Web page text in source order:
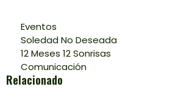
Eventos
Soledad No Deseada
12 Meses 12 Sonrisas
Comunicación
Relacionado